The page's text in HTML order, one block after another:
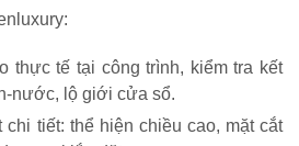
thực tế tại công trình, kiểm tra kết
nước, lộ giới cửa sổ.
chi tiết: thể hiện chiều cao, mặt cắt